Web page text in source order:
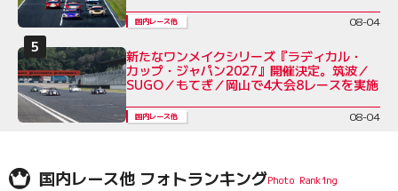
国内レース他 08-04
新たなワンメイクシリーズ『ラディカル・
カップ・ジャパン2027』開催決定。筑波／
SUGO／もてぎ／岡山で4大会8レースを実施
国内レース他 08-04
国内レース他 フォトランキング